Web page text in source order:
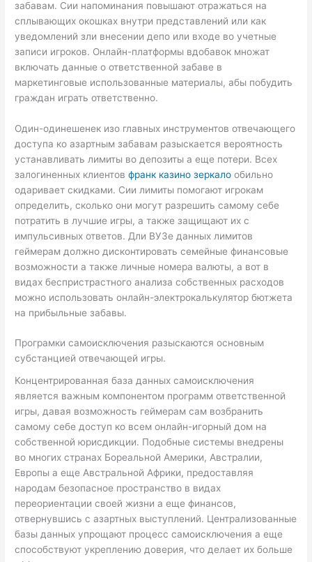
забавам. Сии напоминания повышают отражаться на
сплывающих окошках внутри представлений или как
уведомлений зли внесении депо или входе во учетные
записи игроков. Онлайн-платформы вдобавок множат
включать данные о ответственной забаве в
маркетинговые использованные материалы, абы побудить
граждан играть ответственно.
Один-одинешенек изо главных инструментов отвечающего
доступа ко азартным забавам разыскается вероятность
устанавливать лимиты во депозиты а еще потери. Всех
залогиненных клиентовфранк казино зеркало обильно
одаривает скидками. Сии лимиты помогают игрокам
определить, сколько они могут разрешить самому себе
потратить в лучшие игры, а также защищают их с
импульсивных ответов. Дли ВУЗе данных лимитов
геймерам должно дисконтировать семейные финансовые
возможности а также личные номера валюты, а вот в
видах беспристрастного анализа собственных расходов
можно использовать онлайн-электрокалькулятор бютжета
на прибыльные забавы.
Програмки самоисключения разыскаются основным
субстанцией отвечающей игры.
Концентрированная база данных самоисключения
является важным компонентом программ ответственной
игры, давая возможность геймерам сам возбранить
самому себе доступ ко всем онлайн-игорный дом на
собственной юрисдикции. Подобные системы внедрены
во многих странах Бореальной Америки, Австралии,
Европы а еще Австральной Африки, предоставляя
народам безопасное пространство в видах
переориентации своей жизни а еще финансов,
отвернувшись с азартных выступлений. Централизованные
базы данных упрощают процесс самоисключения а еще
способствуют укреплению доверия, что делает их больше